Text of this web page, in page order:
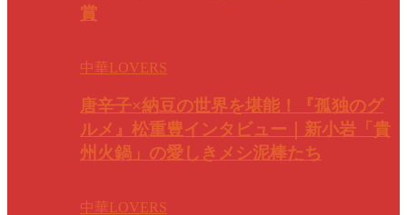
賞
中華LOVERS
唐辛子×納豆の世界を堪能！『孤独のグ
ルメ』松重豊インタビュー｜新小岩「貴
州火鍋」の愛しきメシ泥棒たち
中華LOVERS